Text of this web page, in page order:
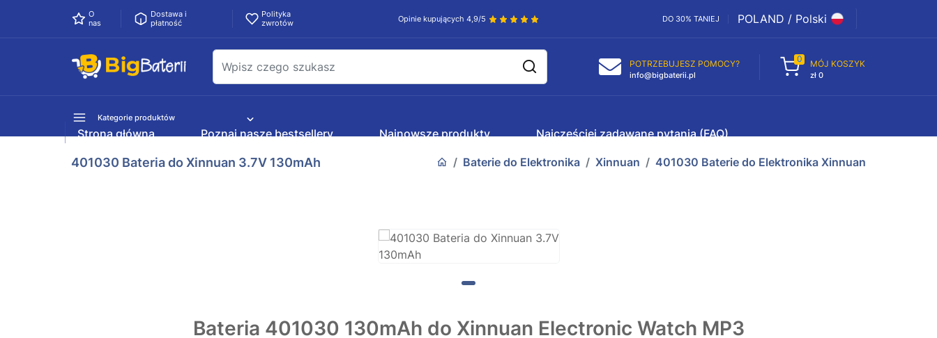
O
nas
Dostawa i
płatność
Polityka
zwrotów
Opinie kupujących 4,9/5 DO 30% TANIEJ POLAND / Polski
POTRZEBUJESZ POMOCY?
info@bigbaterii.pl
0 MÓJ KOSZYK
zł 0
Kategorie produktów
Strona główna Poznaj nasze bestsellery Najnowsze produkty Najczęściej zadawane pytania (FAQ)
401030 Bateria do Xinnuan 3.7V 130mAh Baterie do Elektronika Xinnuan 401030 Baterie do Elektronika Xinnuan
Bateria 401030 130mAh do Xinnuan Electronic Watch MP3